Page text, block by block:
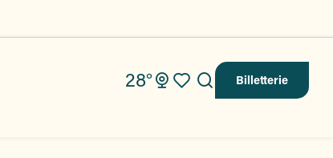
28° Billetterie
Voir les favoris
Recherche